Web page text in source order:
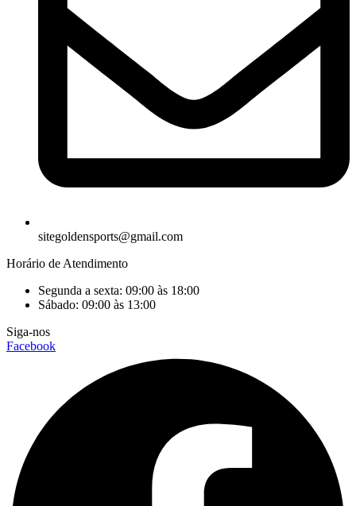
sitegoldensports@gmail.com
Horário de Atendimento
Segunda a sexta: 09:00 às 18:00
Sábado: 09:00 às 13:00
Siga-nos
Facebook